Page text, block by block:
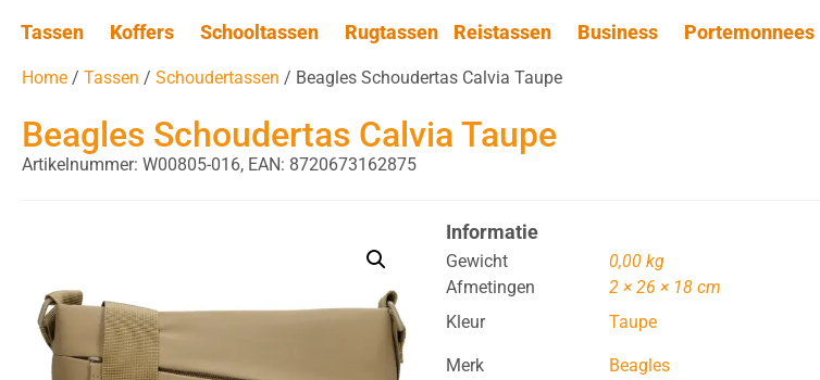
Tassen Koffers Schooltassen Rugtassen Reistassen Business Portemonnees
Home / Tassen / Schoudertassen / Beagles Schoudertas Calvia Taupe
Beagles Schoudertas Calvia Taupe
Artikelnummer: W00805-016, EAN: 8720673162875
Informatie
Gewicht
0,00 kg
Afmetingen
2 × 26 × 18 cm
Kleur
Taupe
Merk Beagles